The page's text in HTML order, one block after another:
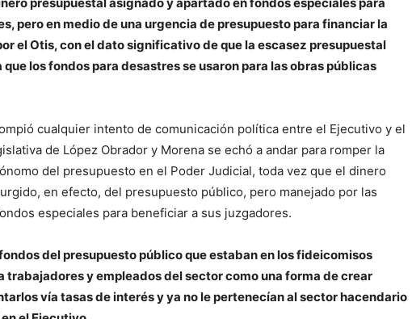
pero en medio de una urgencia de presupuesto para financiar la
el Otis, con el dato significativo de que la escasez presupuestal
los fondos para desastres se usaron para las obras públicas
cualquier intento de comunicación política entre el Ejecutivo y el
de López Obrador y Morena se echó a andar para romper la
del presupuesto en el Poder Judicial, toda vez que el dinero
en efecto, del presupuesto público, pero manejado por las
especiales para beneficiar a sus juzgadores.
del presupuesto público que estaban en los fideicomisos
trabajadores y empleados del sector como una forma de crear
vía tasas de interés y ya no le pertenecían al sector hacendario